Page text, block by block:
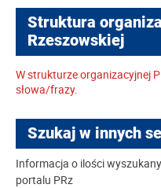
Struktura
Rzeszowskiej
W strukturze organizacyjnej
słowa/frazy.
Szukaj w innych
Informacja o ilości
portalu PRz